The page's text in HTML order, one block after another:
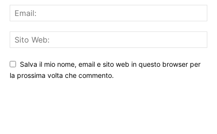
Salva il mio nome, email e sito web in questo browser per